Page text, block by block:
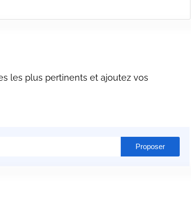
les plus pertinents et ajoutez vos